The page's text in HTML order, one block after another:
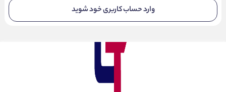
وارد حساب کاربری خود شوید